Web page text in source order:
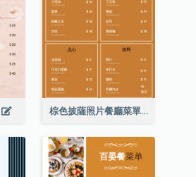
棕色披薩照片餐廳菜單